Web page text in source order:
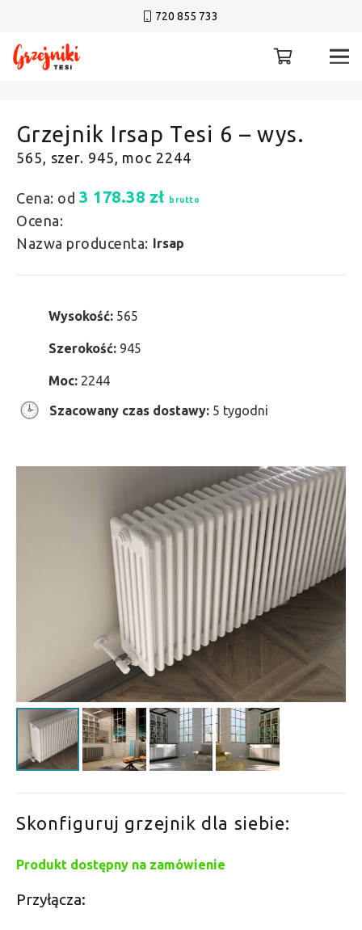
720 855 733
Grzejnik Irsap Tesi 6 – wys.
565, szer. 945, moc 2244
Cena: od 3 178.38 zł brutto
Ocena:
Nazwa producenta: Irsap
Wysokość: 565
Szerokość: 945
Moc: 2244
Szacowany czas dostawy: 5 tygodni
Skonfiguruj grzejnik dla siebie:
Produkt dostępny na zamówienie
Przyłącza: